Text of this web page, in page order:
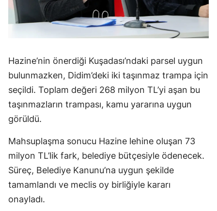
Hazine’nin önerdiği Kuşadası’ndaki parsel uygun
bulunmazken, Didim’deki iki taşınmaz trampa için
seçildi. Toplam değeri 268 milyon TL’yi aşan bu
taşınmazların trampası, kamu yararına uygun
görüldü.
Mahsuplaşma sonucu Hazine lehine oluşan 73
milyon TL’lik fark, belediye bütçesiyle ödenecek.
Süreç, Belediye Kanunu’na uygun şekilde
tamamlandı ve meclis oy birliğiyle kararı
onayladı.